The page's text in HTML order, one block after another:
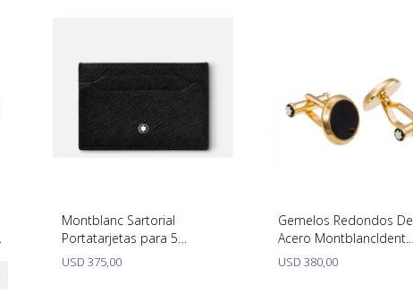
Montblanc Sartorial
Portatarjetas para 5
tarjetas
USD 375,00
Gemelos Redondos De
Acero MontblancIdent.
Número: 112902
USD 380,00